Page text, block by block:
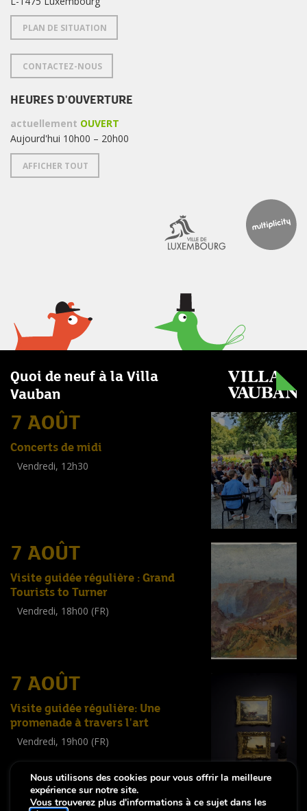
PLAN DE SITUATION
CONTACTEZ-NOUS
HEURES D'OUVERTURE
actuellement OUVERT
Aujourd'hui 10h00 – 20h00
AFFICHER TOUT
Quoi de neuf à la Villa
Vauban
7 AOÛT
Concerts de midi
Vendredi, 12h30
7 AOÛT
Visite guidée régulière : Grand
Tourists to Turner
Vendredi, 18h00 (FR)
7 AOÛT
Visite guidée régulière: Une
promenade à travers l'art
Vendredi, 19h00 (FR)
Tout public )
Nous utilisons des cookies pour vous offrir la meilleure
expérience sur notre site.
Vous trouverez plus d'informations à ce sujet dans les